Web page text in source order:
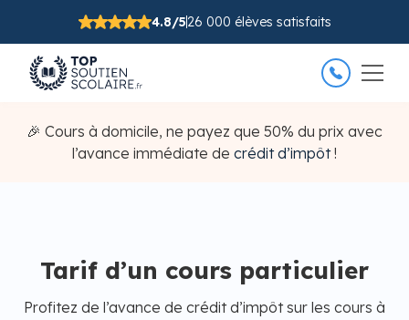
4.8/526 000 élèves satisfaits
🎉 Cours à domicile, ne payez que 50% du prix avec
l’avance immédiate de crédit d’impôt!
Tarif d’un cours particulier
Profitez de l’avance de crédit d’impôt sur les cours à